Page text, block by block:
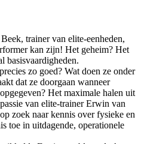
trainer van elite-eenheden,
kan zijn! Het geheim? Het
basisvaardigheden.
zo goed? Wat doen ze onder
dat ze doorgaan wanneer
Het maximale halen uit
van elite-trainer Erwin van
zoek naar kennis over fysieke en
toe in uitdagende, operationele